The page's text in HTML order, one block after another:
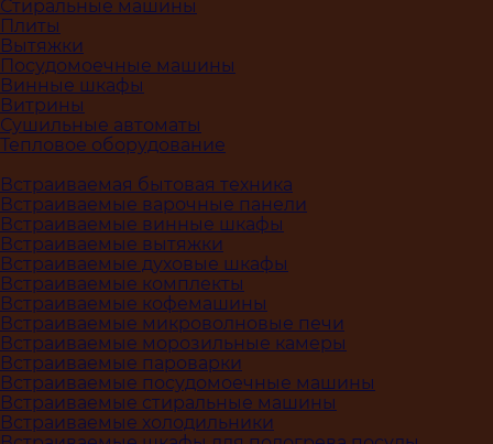
Стиральные машины
Плиты
Вытяжки
Посудомоечные машины
Винные шкафы
Витрины
Сушильные автоматы
Тепловое оборудование
Встраиваемая бытовая техника
Встраиваемые варочные панели
Встраиваемые винные шкафы
Встраиваемые вытяжки
Встраиваемые духовые шкафы
Встраиваемые комплекты
Встраиваемые кофемашины
Встраиваемые микроволновые печи
Встраиваемые морозильные камеры
Встраиваемые пароварки
Встраиваемые посудомоечные машины
Встраиваемые стиральные машины
Встраиваемые холодильники